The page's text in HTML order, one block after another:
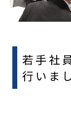
若手社
行いま